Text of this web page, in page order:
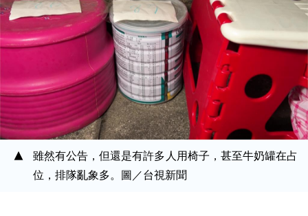
雖然有公告，但還是有許多人用椅子，甚至牛奶罐在占
位，排隊亂象多。圖／台視新聞